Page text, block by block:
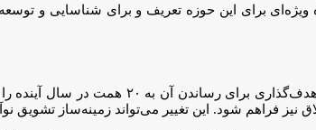
برای این حوزه تعریف و برای شناسایی و
وی از افزایش منابع صندوق نوآوری و شکوفایی از یک
نیز فراهم شود. این تغییر می‌تواند زمینه‌ساز تشویق